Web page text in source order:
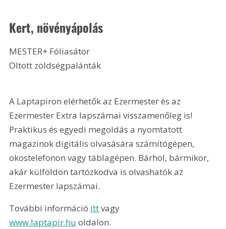
Kert, növényápolás
MESTER+ Fóliasátor
Oltott zöldségpalánták
A Laptapiron elérhetők az Ezermester és az
Ezermester Extra lapszámai visszamenőleg is!
Praktikus és egyedi megoldás a nyomtatott
magazinok digitális olvasására számítógépen,
okostelefonon vagy táblagépen. Bárhol, bármikor,
akár külföldön tartózkodva is olvashatók az
Ezermester lapszámai.
További információ itt vagy
www.laptapir.hu oldalon.